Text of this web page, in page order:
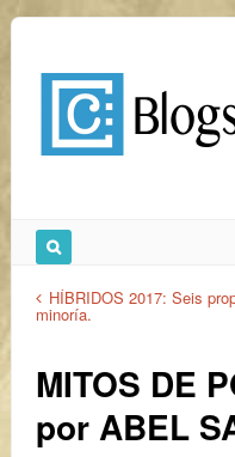
HÍBRIDOS 2017: Seis
minoría.
MITOS DE
por ABEL